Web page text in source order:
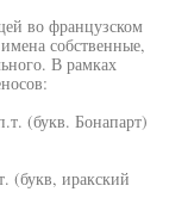
во французском
собственные,
В рамках
(букв. Бонапарт)
иракский